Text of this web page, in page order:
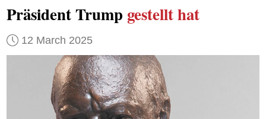
Präsident Trump gestellt hat
12 March 2025